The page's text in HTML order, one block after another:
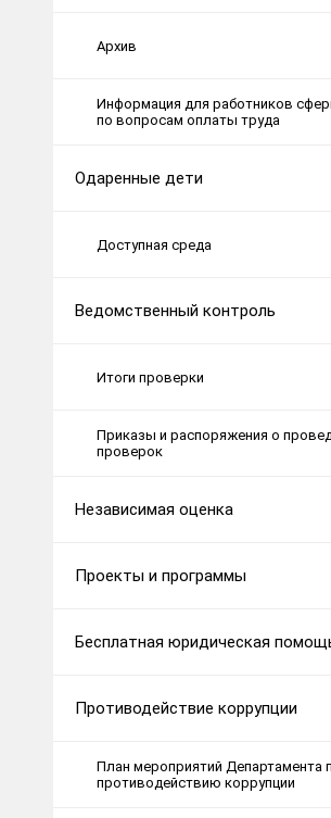
Архив
Информация для работников
по вопросам оплаты труда
Одаренные дети
Доступная среда
Ведомственный контроль
Итоги проверки
Приказы и распоряжения о
проверок
Независимая оценка
Проекты и программы
Бесплатная юридическая
Противодействие коррупции
План мероприятий Департамента
противодействию коррупции